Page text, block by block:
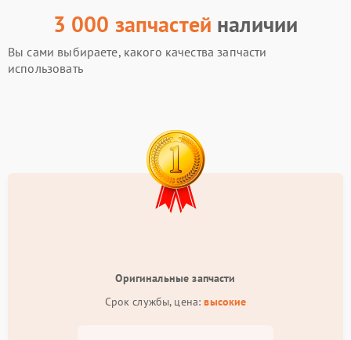
3 000 запчастей наличии
Вы сами выбираете, какого качества запчасти
использовать
Оригинальные запчасти
Срок службы, цена:высокие